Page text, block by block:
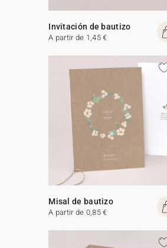
Invitación de bautizo
A partir de 1,45 €
Misal de bautizo
A partir de 0,85 €